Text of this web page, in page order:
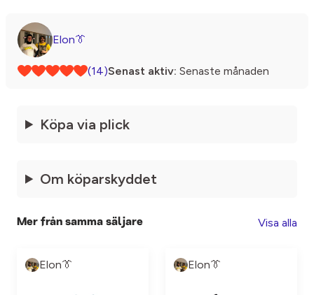
Elon👔
(14)Senast aktiv: Senaste månaden
Köpa via plick
Om köparskyddet
Mer från samma säljare Visa alla
Elon👔 Elon👔